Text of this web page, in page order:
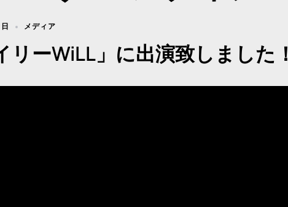
メディア
リーWiLL」に出演致しました！